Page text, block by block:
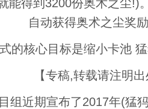
能得到3200份奥术之尘!)
自动获得奥术之尘奖
的核心目标是缩小卡池
【专稿,转载请注明
组近期宣布了2017年(猛